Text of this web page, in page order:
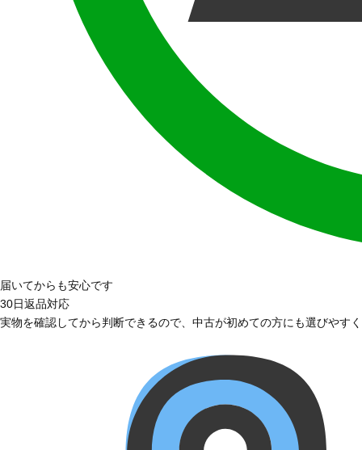
届いてからも安心です
30日返品対応
実物を確認してから判断できるので、中古が初めての方にも選びやす